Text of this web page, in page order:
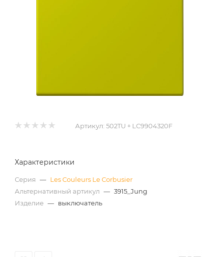
Артикул: 502TU + LC9904320F
Характеристики
Серия — Les Couleurs Le Corbusier
Альтернативный артикул — 3915_Jung
Изделие — выключатель